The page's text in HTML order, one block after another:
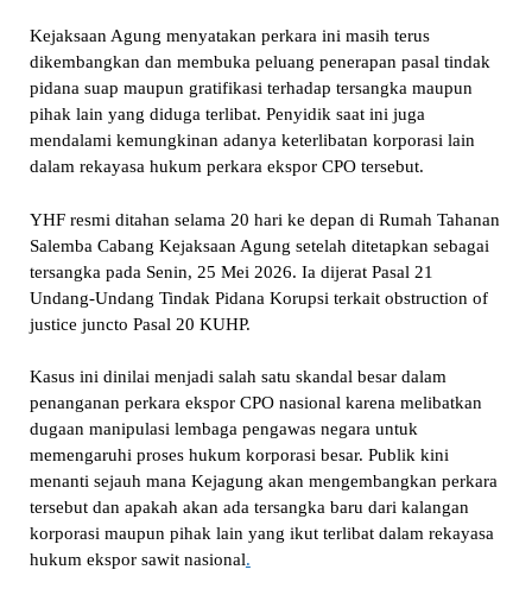
Kejaksaan Agung menyatakan perkara ini masih terus
dikembangkan dan membuka peluang penerapan pasal tindak
pidana suap maupun gratifikasi terhadap tersangka maupun
pihak lain yang diduga terlibat. Penyidik saat ini juga
mendalami kemungkinan adanya keterlibatan korporasi lain
dalam rekayasa hukum perkara ekspor CPO tersebut.
YHF resmi ditahan selama 20 hari ke depan di Rumah Tahanan
Salemba Cabang Kejaksaan Agung setelah ditetapkan sebagai
tersangka pada Senin, 25 Mei 2026. Ia dijerat Pasal 21
Undang-Undang Tindak Pidana Korupsi terkait obstruction of
justice juncto Pasal 20 KUHP.
Kasus ini dinilai menjadi salah satu skandal besar dalam
penanganan perkara ekspor CPO nasional karena melibatkan
dugaan manipulasi lembaga pengawas negara untuk
memengaruhi proses hukum korporasi besar. Publik kini
menanti sejauh mana Kejagung akan mengembangkan perkara
tersebut dan apakah akan ada tersangka baru dari kalangan
korporasi maupun pihak lain yang ikut terlibat dalam rekayasa
hukum ekspor sawit nasional.